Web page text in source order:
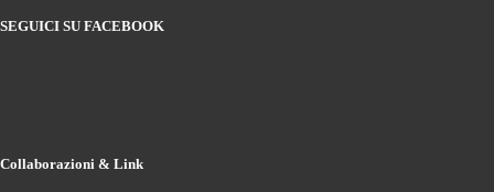
SEGUICI SU FACEBOOK
Collaborazioni & Link